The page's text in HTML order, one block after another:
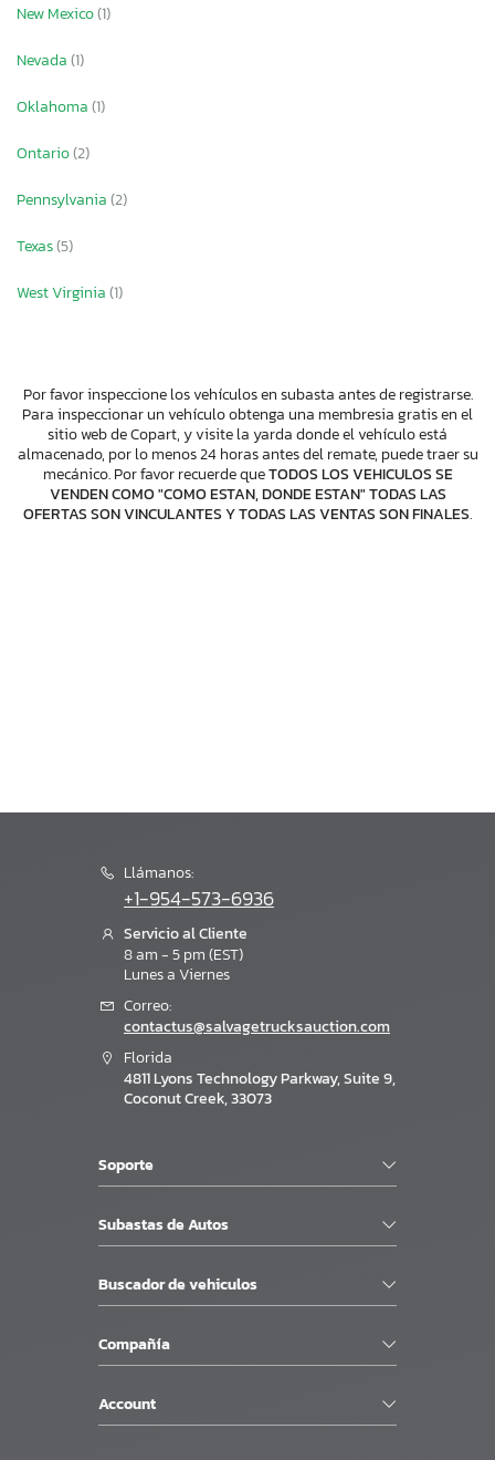
New Mexico(1)
Nevada(1)
Oklahoma(1)
Ontario(2)
Pennsylvania(2)
Texas(5)
West Virginia(1)
Por favor inspeccione los vehículos en subasta antes de registrarse.
Para inspeccionar un vehículo obtenga una membresia gratis en el
sitio web de Copart, y visite la yarda donde el vehículo está
almacenado, por lo menos 24 horas antes del remate, puede traer su
mecánico. Por favor recuerde queTODOS LOS VEHICULOS SE
VENDEN COMO "COMO ESTAN, DONDE ESTAN" TODAS LAS
OFERTAS SON VINCULANTES Y TODAS LAS VENTAS SON FINALES.
Llámanos:
+1-954-573-6936
Servicio al Cliente
8 am - 5 pm (EST)
Lunes a Viernes
Correo:
contactus@salvagetrucksauction.com
Florida
4811 Lyons Technology Parkway, Suite 9,
Coconut Creek, 33073
Soporte
Subastas de Autos
Buscador de vehiculos
Compañía
Account